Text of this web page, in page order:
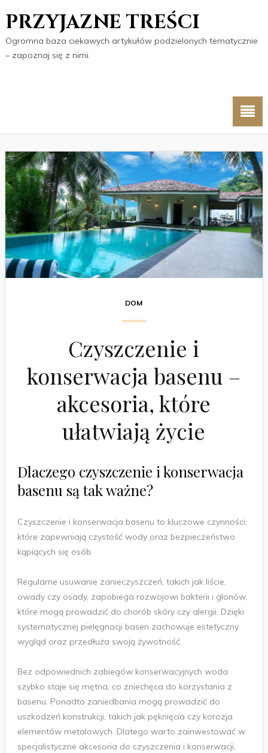
PRZYJAZNE TREŚCI
Ogromna baza ciekawych artykułów podzielonych tematycznie
– zapoznaj się z nimi.
DOM
Czyszczenie i
konserwacja basenu –
akcesoria, które
ułatwiają życie
Dlaczego czyszczenie i konserwacja
basenu są tak ważne?
Czyszczenie i konserwacja basenu to kluczowe czynności,
które zapewniają czystość wody oraz bezpieczeństwo
kąpiących się osób.
Regularne usuwanie zanieczyszczeń, takich jak liście,
owady czy osady, zapobiega rozwojowi bakterii i glonów,
które mogą prowadzić do chorób skóry czy alergii. Dzięki
systematycznej pielęgnacji basen zachowuje estetyczny
wygląd oraz przedłuża swoją żywotność.
Bez odpowiednich zabiegów konserwacyjnych woda
szybko staje się mętna, co zniechęca do korzystania z
basenu. Ponadto zaniedbania mogą prowadzić do
uszkodzeń konstrukcji, takich jak pęknięcia czy korozja
elementów metalowych. Dlatego warto zainwestować w
specjalistyczne akcesoria do czyszczenia i konserwacji,